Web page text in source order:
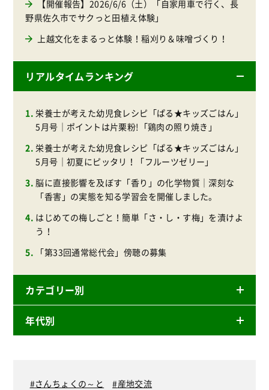
【開催報告】2026/6/6（土）「自家用車で行く、長
野県佐久市でサクっと田植え体験」
上越文化をまるっと体験！稲刈り＆味噌づくり！
リアルタイムランキング
栄養士が考えた幼児食レシピ「ぱる★キッズごはん」
5月号｜ポイントは片栗粉!「鶏肉の照り焼き」
栄養士が考えた幼児食レシピ「ぱる★キッズごはん」
5月号｜初夏にピッタリ！「フルーツゼリー」
脳に直接影響を及ぼす「香り」の化学物質｜深刻な
「香害」の実態を知る学習会を開催しました。
はじめての梅しごと！簡単「さ・し・す梅」を漬けよ
う！
「第33回通常総代会」傍聴の募集
カテゴリー別
ニュースリリース
年代別
2025年
さんちょくの～と 産地交流